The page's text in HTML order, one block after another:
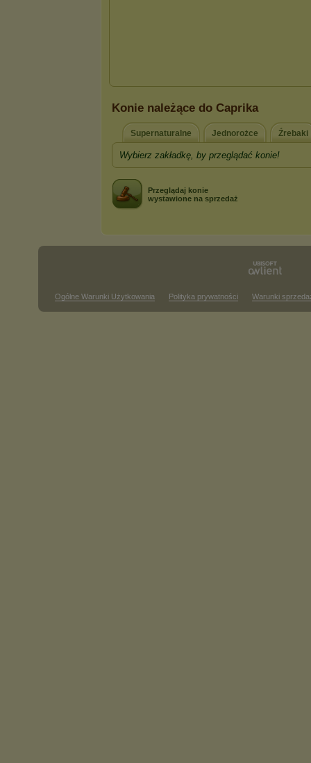
Konie należące do Caprika
Supernaturalne Jednorożce Źrebaki
Wybierz zakładkę, by przeglądać konie!
Przeglądaj konie
wystawione na sprzedaż
Ogólne Warunki Użytkowania Polityka prywatności Warunki